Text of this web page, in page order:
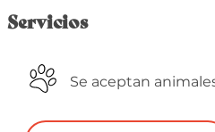
Servicios
Se aceptan